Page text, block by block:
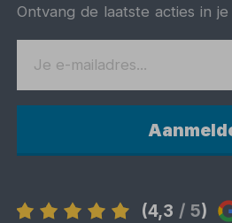
Ontvang de laatste acties in je
(4,3 / 5)